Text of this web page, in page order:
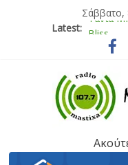
Σάββατο,
Latest: Bliss
Μάνος
Τάνια